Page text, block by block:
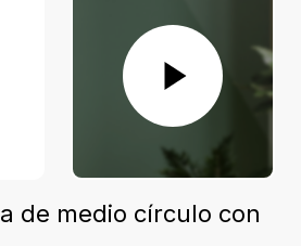
de medio círculo con